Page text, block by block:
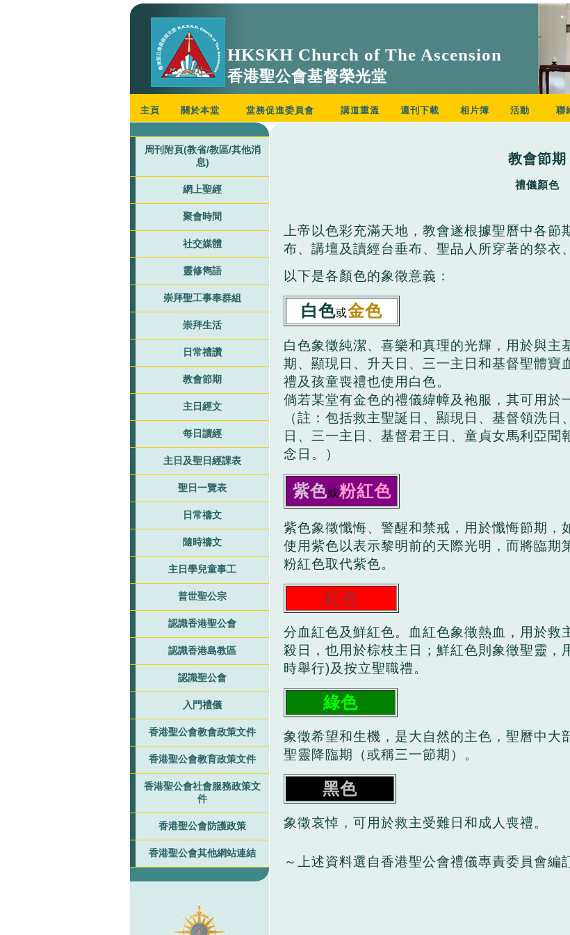
HKSKH Church of The Ascension
香港聖公會基督榮光堂
主頁 關於本堂 堂務促進委員會 講道重溫 週刊下載 相片簿 活動 聯
周刊附頁(教省/教區/其他消
息)
網上聖經
聚會時間
社交媒體
靈修雋語
崇拜聖工事奉群組
崇拜生活
日常禮讚
教會節期
主日經文
每日讀經
主日及聖日經課表
聖日一覽表
日常禱文
隨時禱文
主日學兒童事工
普世聖公宗
認識香港聖公會
認識香港島教區
認識聖公會
入門禮儀
香港聖公會教會政策文件
香港聖公會教育政策文件
香港聖公會社會服務政策文
件
香港聖公會防護政策
香港聖公會其他網站連結
教會節期
禮儀顏色
上帝以色彩充滿天地，教會遂根據聖曆中各節
布、講壇及讀經台垂布、聖品人所穿著的祭衣
以下是各顏色的象徵意義：
白色或金色
白色象徵純潔、喜樂和真理的光輝，用於與主
期、顯現日、升天日、三一主日和基督聖體寶
禮及孩童喪禮也使用白色。
倘若某堂有金色的禮儀緯幛及袍服，其可用於
（註：包括救主聖誕日、顯現日、基督領洗
日、三一主日、基督君王日、童貞女馬利亞
念日。）
紫色或粉紅色
紫色象徵懺悔、警醒和禁戒，用於懺悔節期，
使用紫色以表示黎明前的天際光明，而將臨期
粉紅色取代紫色。
紅色
分血紅色及鮮紅色。血紅色象徵熱血，用於救
殺日，也用於棕枝主日；鮮紅色則象徵聖靈，
時舉行)及按立聖職禮。
綠色
象徵希望和生機，是大自然的主色，聖曆中大
聖靈降臨期（或稱三一節期）。
黑色
象徵哀悼，可用於救主受難日和成人喪禮。
～上述資料選自香港聖公會禮儀專責委員會編